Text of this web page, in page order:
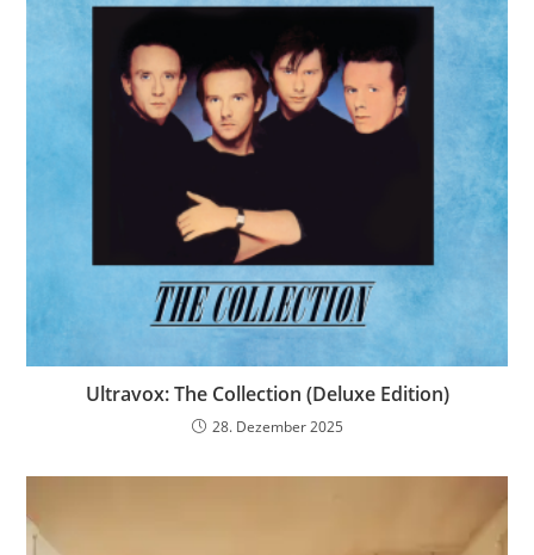
Ultravox: The Collection (Deluxe Edition)
28. Dezember 2025